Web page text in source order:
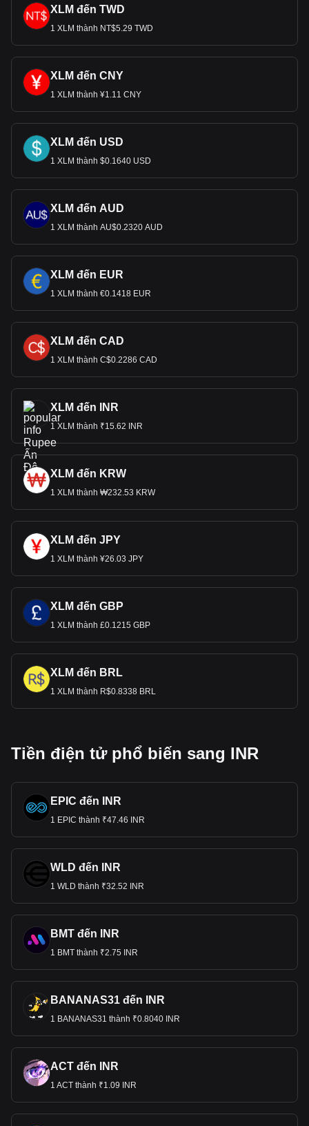
XLM đến TWD
1 XLM thành NT$5.29 TWD
XLM đến CNY
1 XLM thành ¥1.11 CNY
XLM đến USD
1 XLM thành $0.1640 USD
XLM đến AUD
1 XLM thành AU$0.2320 AUD
XLM đến EUR
1 XLM thành €0.1418 EUR
XLM đến CAD
1 XLM thành C$0.2286 CAD
XLM đến INR
1 XLM thành ₹15.62 INR
XLM đến KRW
1 XLM thành ₩232.53 KRW
XLM đến JPY
1 XLM thành ¥26.03 JPY
XLM đến GBP
1 XLM thành £0.1215 GBP
XLM đến BRL
1 XLM thành R$0.8338 BRL
Tiền điện tử phổ biến sang INR
EPIC đến INR
1 EPIC thành ₹47.46 INR
WLD đến INR
1 WLD thành ₹32.52 INR
BMT đến INR
1 BMT thành ₹2.75 INR
BANANAS31 đến INR
1 BANANAS31 thành ₹0.8040 INR
ACT đến INR
1 ACT thành ₹1.09 INR